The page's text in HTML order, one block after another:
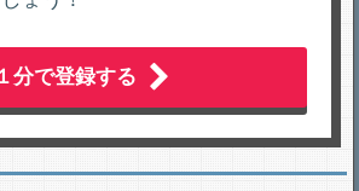
分で登録する